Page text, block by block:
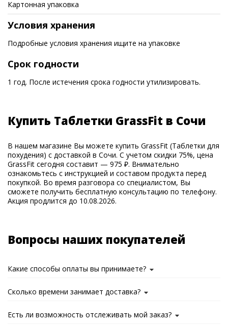
Картонная упаковка
Условия хранения
Подробные условия хранения ищите на упаковке
Срок годности
1 год. После истечения срока годности утилизировать.
Купить Таблетки GrassFit в Сочи
В нашем магазине Вы можете купить GrassFit (Таблетки для
похудения) с доставкой в Сочи. С учетом скидки 75%, цена
GrassFit сегодня составит — 975 ₽. Внимательно
ознакомьтесь с инструкцией и составом продукта перед
покупкой. Во время разговора со специалистом, Вы
сможете получить бесплатную консультацию по телефону.
Акция продлится до 10.08.2026.
Вопросы наших покупателей
Какие способы оплаты вы принимаете?
Сколько времени занимает доставка?
Есть ли возможность отслеживать мой заказ?